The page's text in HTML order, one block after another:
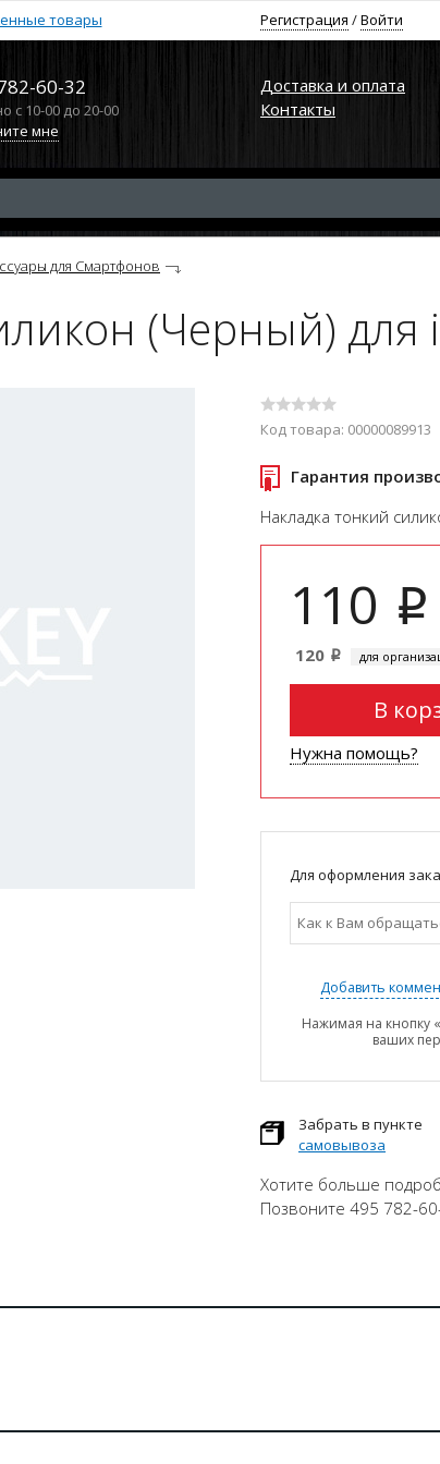
товары Регистрация /Войти
60-32
с 10-00 до 20-00
мне
Доставка и оплата
Контакты
для Смартфонов
(Черный) для
Код товара: 00000089913
Гарантия
Накладка тонкий
110 i
120 i для
В
Нужна помощь?
Для оформления
Добавить
Нажимая на кнопку
ваших
Забрать в пункте
самовывоза
Хотите больше
Позвоните 495 782-